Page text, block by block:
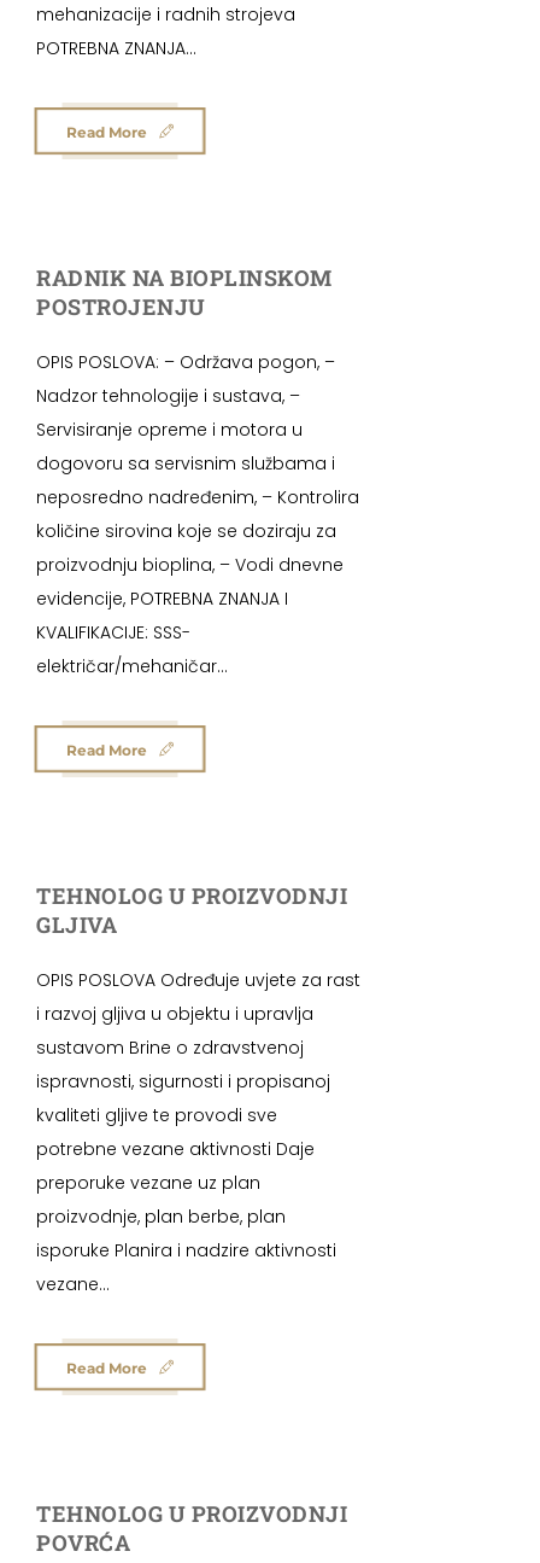
mehanizacije i radnih strojeva
POTREBNA ZNANJA...
Read More
RADNIK NA BIOPLINSKOM
POSTROJENJU
OPIS POSLOVA: – Održava pogon, –
Nadzor tehnologije i sustava, –
Servisiranje opreme i motora u
dogovoru sa servisnim službama i
neposredno nadređenim, – Kontrolira
količine sirovina koje se doziraju za
proizvodnju bioplina, – Vodi dnevne
evidencije, POTREBNA ZNANJA I
KVALIFIKACIJE: SSS-
električar/mehaničar...
Read More
TEHNOLOG U PROIZVODNJI
GLJIVA
OPIS POSLOVA Određuje uvjete za rast
i razvoj gljiva u objektu i upravlja
sustavom Brine o zdravstvenoj
ispravnosti, sigurnosti i propisanoj
kvaliteti gljive te provodi sve
potrebne vezane aktivnosti Daje
preporuke vezane uz plan
proizvodnje, plan berbe, plan
isporuke Planira i nadzire aktivnosti
vezane...
Read More
TEHNOLOG U PROIZVODNJI
POVRĆA